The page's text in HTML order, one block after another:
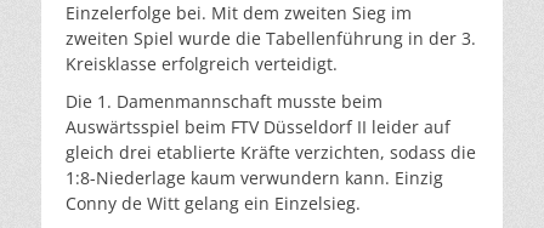
Einzelerfolge bei. Mit dem zweiten Sieg im
zweiten Spiel wurde die Tabellenführung in der 3.
Kreisklasse erfolgreich verteidigt.
Die 1. Damenmannschaft musste beim
Auswärtsspiel beim FTV Düsseldorf II leider auf
gleich drei etablierte Kräfte verzichten, sodass die
1:8-Niederlage kaum verwundern kann. Einzig
Conny de Witt gelang ein Einzelsieg.